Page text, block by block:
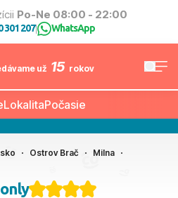
Po-Ne 08:00 - 22:00
301 207| WhatsApp
už 15 rokov
LokalitaPočasie
Ostrov Brač
Milna